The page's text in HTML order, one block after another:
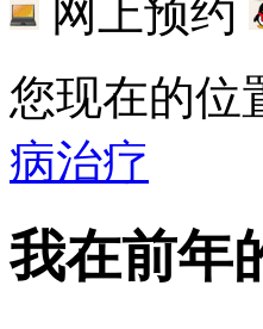
网上预约
您现在的位
病治疗
我在前年